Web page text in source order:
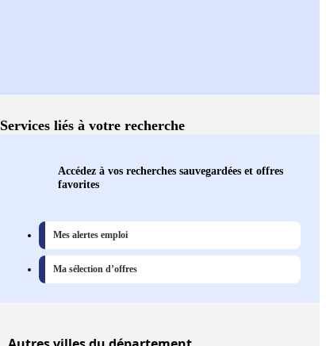
Services liés à votre recherche
Accédez à vos recherches sauvegardées et offres
favorites
Mes alertes emploi
Ma sélection d’offres